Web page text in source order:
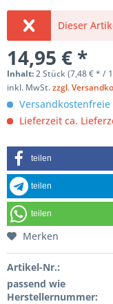
Dieser
14,95 € *
Inhalt:2 Stück (7,48 € * /
inkl. MwSt.zzgl.
Versandkostenfreie
Lieferzeit ca.
teilen
teilen
teilen
Merken
Artikel-Nr.:
passend wie
Herstellernummer: